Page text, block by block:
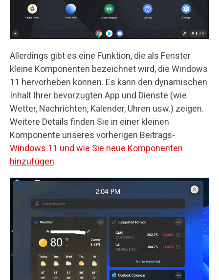
Allerdings gibt es eine Funktion, die als Fenster
kleine Komponenten bezeichnet wird, die Windows
11 hervorheben können. Es kann den dynamischen
Inhalt Ihrer bevorzugten App und Dienste (wie
Wetter, Nachrichten, Kalender, Uhren usw.) zeigen.
Weitere Details finden Sie in einer kleinen
Komponente unseres vorherigen Beitrags-
Windows 11 und wie Sie neue Komponenten
hinzufügen.